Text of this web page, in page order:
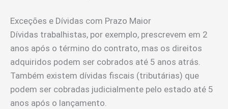
Exceções e Dívidas com Prazo Maior
Dívidas trabalhistas, por exemplo, prescrevem em 2
anos após o término do contrato, mas os direitos
adquiridos podem ser cobrados até 5 anos atrás.
Também existem dívidas fiscais (tributárias) que
podem ser cobradas judicialmente pelo estado até 5
anos após o lançamento.